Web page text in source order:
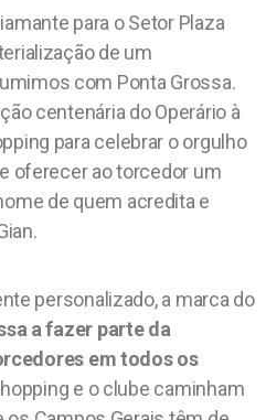
para o Setor Plaza
de um
com Ponta Grossa.
centenária do Operário à
para celebrar o orgulho
oferecer ao torcedor um
de quem acredita e
personalizado, a marca do
a fazer parte da
em todos os
e o clube caminham